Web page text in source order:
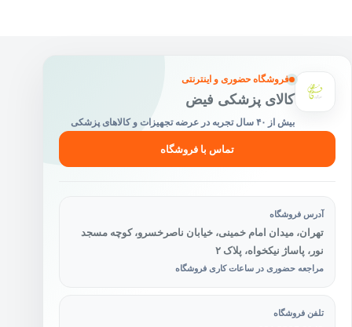
محصول
انتخاب
شوند
فروشگاه حضوری و اینترنتی
کالای پزشکی فیض
بیش از ۴۰ سال تجربه در عرضه تجهیزات و کالاهای پزشکی
تماس با فروشگاه
آدرس فروشگاه
تهران، میدان امام خمینی، خیابان ناصرخسرو، کوچه مسجد
نور، پاساژ نیکخواه، پلاک ۲
مراجعه حضوری در ساعات کاری فروشگاه
تلفن فروشگاه